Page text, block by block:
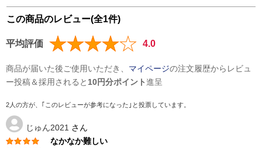
この商品のレビュー(全1件)
平均評価 4.0
商品が届いた後ご使用いただき、 マイページの注文履歴からレビュ
ー投稿＆採用されると 10円分ポイント進呈
2人の方が、｢このレビューが参考になった｣と投票しています。
じゅん2021 さん
なかなか難しい